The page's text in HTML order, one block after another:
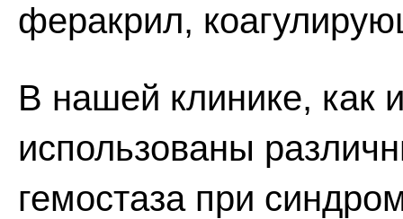
феракрил,
В нашей клинике, как
использованы
гемостаза при